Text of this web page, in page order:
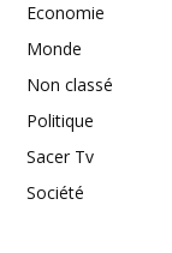
Economie
Monde
Non classé
Politique
Sacer Tv
Société